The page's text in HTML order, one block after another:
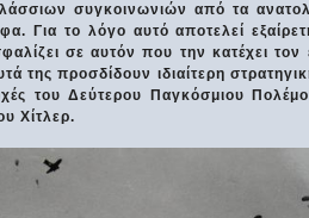
συγκοινωνιών από τα
Για το λόγο αυτό αποτελεί
σε αυτόν που την κατέχει
της προσδίδουν ιδιαίτερη
του Δεύτερου Παγκόσμιου
Χίτλερ.